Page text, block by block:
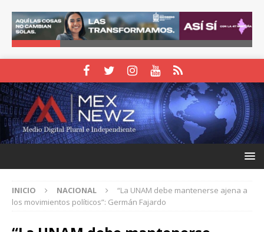
INICIO NACIONAL
“La UNAM debe mantenerse ajena a
los movimientos políticos”: Germán Fajardo